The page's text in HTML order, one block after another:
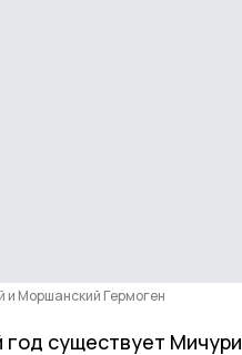
и Моршанский Гермоген
год существует